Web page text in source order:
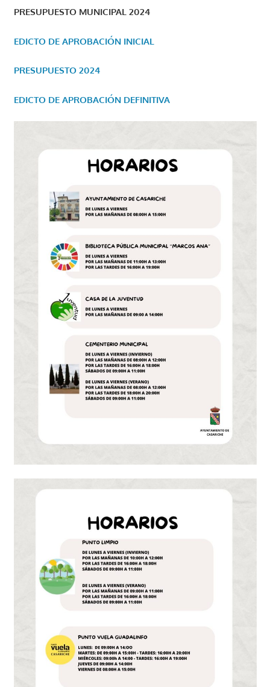
PRESUPUESTO MUNICIPAL 2024
EDICTO DE APROBACIÓN INICIAL
PRESUPUESTO 2024
EDICTO DE APROBACIÓN DEFINITIVA